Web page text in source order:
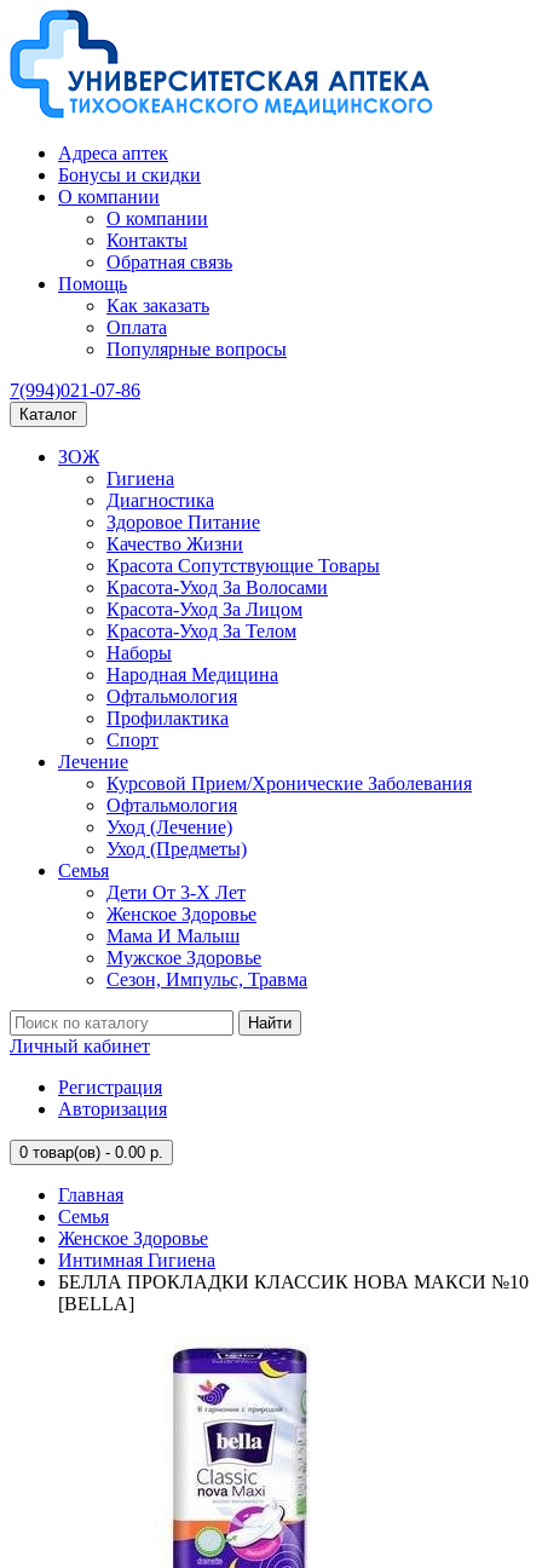
Адреса аптек
Бонусы и скидки
О компании
О компании
Контакты
Обратная связь
Помощь
Как заказать
Оплата
Популярные вопросы
7(994)021-07-86
Каталог
ЗОЖ
Гигиена
Диагностика
Здоровое Питание
Качество Жизни
Красота Сопутствующие Товары
Красота-Уход За Волосами
Красота-Уход За Лицом
Красота-Уход За Телом
Наборы
Народная Медицина
Офтальмология
Профилактика
Спорт
Лечение
Курсовой Прием/Хронические Заболевания
Офтальмология
Уход (Лечение)
Уход (Предметы)
Семья
Дети От 3-Х Лет
Женское Здоровье
Мама И Малыш
Мужское Здоровье
Сезон, Импульс, Травма
Найти
Личный кабинет
Регистрация
Авторизация
0 товар(ов) - 0.00 р.
Главная
Семья
Женское Здоровье
Интимная Гигиена
БЕЛЛА ПРОКЛАДКИ КЛАССИК НОВА МАКСИ №10
[BELLA]